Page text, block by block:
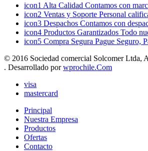
icon1 Alta Calidad Contamos con
icon2 Ventas y Soporte Personal
icon3 Despachos Contamos con
icon4 Productos Garantizados Todo
icon5 Compra Segura Pague Seguro,
© 2016 Sociedad comercial Solcomer Ltda,
. Desarrollado porwprochile.Com
visa
mastercard
Principal
Nuestra Empresa
Productos
Ofertas
Contacto